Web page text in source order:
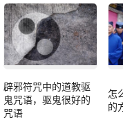
辟邪符咒中的道教驱
鬼咒语，驱鬼很好的
咒语
怎
的